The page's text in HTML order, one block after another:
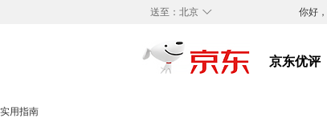
◇
送至： 北京 你好，
实用指南